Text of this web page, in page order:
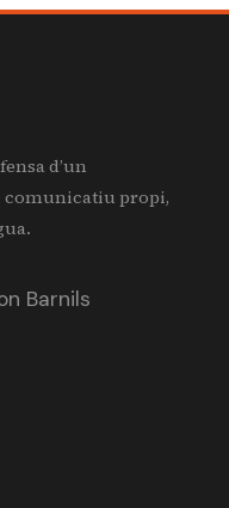
d’un
comunicatiu propi,
Barnils